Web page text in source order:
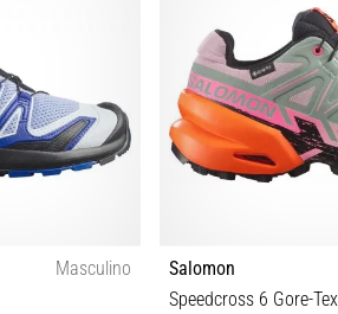
Masculino
Salomon
Speedcross 6 Gore-Tex